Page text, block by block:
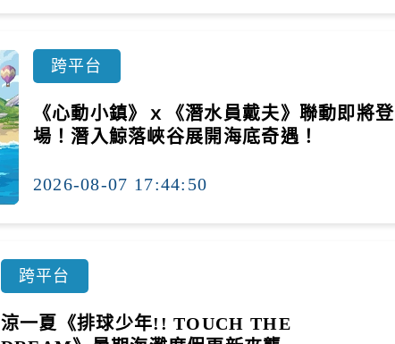
跨平台
《心動小鎮》ｘ《潛水員戴夫》聯動即將登
場！潛入鯨落峽谷展開海底奇遇！
2026-08-07 17:44:50
跨平台
涼一夏《排球少年!! TOUCH THE